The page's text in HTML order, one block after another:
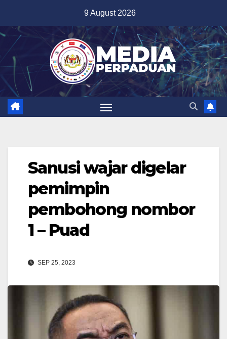
content
9 August 2026
Sanusi wajar digelar
pemimpin
pembohong nombor
1 – Puad
SEP 25, 2023